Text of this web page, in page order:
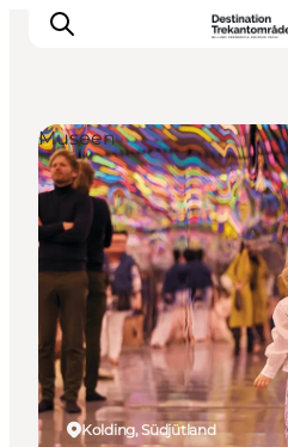
LEGOLAND®
Städte
Erlebnisse
Unterkünfte
Reiseplanung
Tickets
Kolding, Südjütland
Museen